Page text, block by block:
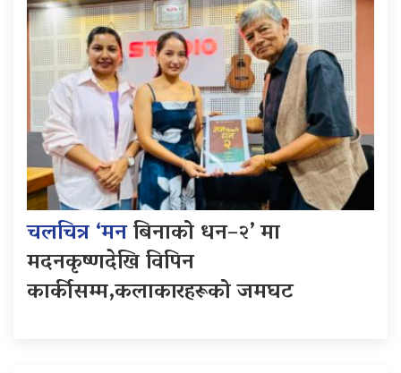
चलचित्र ‘मनबिनाको धन–२’ मा
मदनकृष्णदेखि विपिन
कार्कीसम्म,कलाकारहरूको जमघट